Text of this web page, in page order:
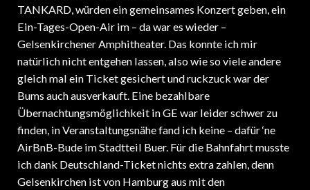
TANKARD, würden ein gemeinsames Konzert geben, ein
Ein-Tages-Open-Air im – da war es wieder –
Gelsenkirchener Amphitheater. Das konnte ich mir
natürlich nicht entgehen lassen, also wie so viele andere
gleich mal ein Ticket gesichert und ruckzuck war der
Bums auch ausverkauft. Eine bezahlbare
Übernachtungsmöglichkeit in GE war leider schwer zu
finden, in Veranstaltungsnähe fand ich keine – dafür ‘ne
AirBnB-Bude im Stadtteil Buer. Für die Bahnfahrt musste
ich dank Deutschland-Ticket nichts extra zahlen, denn
Gelsenkirchen ist von Hamburg aus mit den